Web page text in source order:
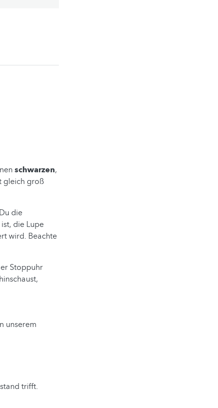
schwarzen,
gleich groß
die
die Lupe
wird. Beachte
Stoppuhr
unserem
trifft.